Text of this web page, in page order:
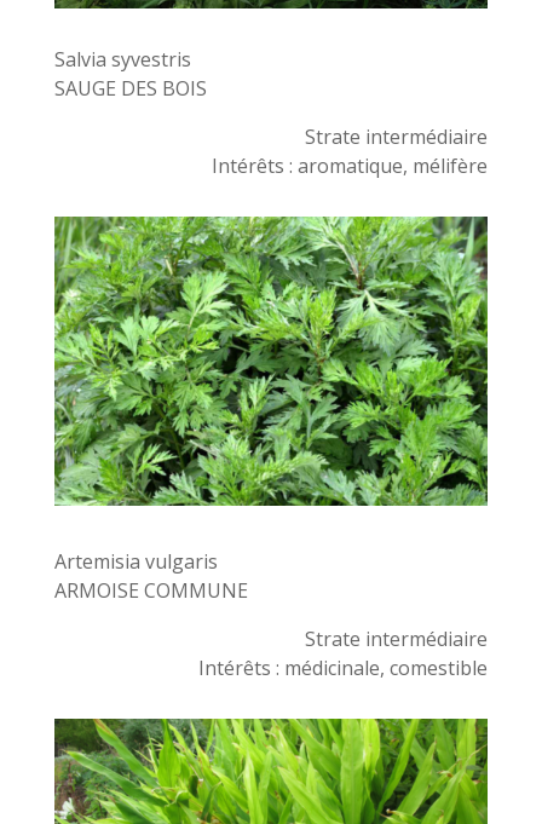
Salvia syvestris
SAUGE DES BOIS
Strate intermédiaire
Intérêts : aromatique, mélifère
Artemisia vulgaris
ARMOISE COMMUNE
Strate intermédiaire
Intérêts : médicinale, comestible